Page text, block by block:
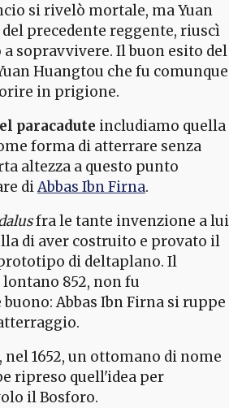
si rivelò mortale, ma Yuan
precedente reggente, riuscì
sopravvivere. Il buon esito del
Huangtou che fu comunque
in prigione.
paracadute includiamo quella
forma di atterrare senza
altezza a questo punto
diAbbas Ibn Firna.
fra le tante invenzione a lui
di aver costruito e provato il
di deltaplano. Il
852, non fu
Abbas Ibn Firna si ruppe
nel 1652, un ottomano di nome
ripreso quell'idea per
il Bosforo.